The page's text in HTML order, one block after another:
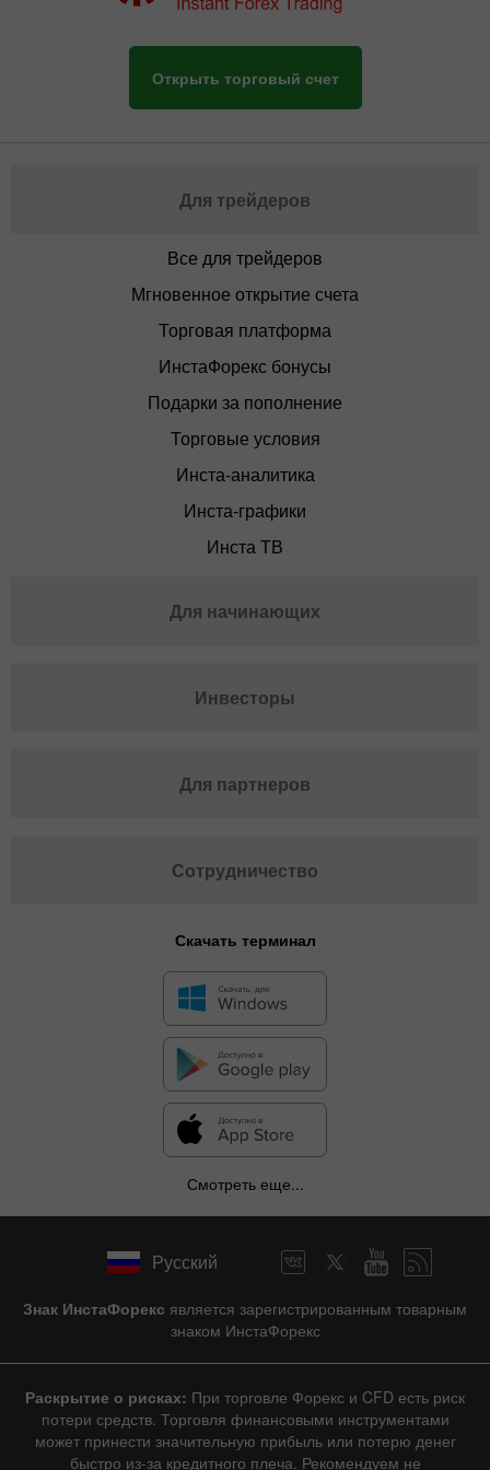
Открыть торговый счет
Для трейдеров
Все для трейдеров
Мгновенное открытие счета
Торговая платформа
ИнстаФорекс бонусы
Подарки за пополнение
Торговые условия
Инста-аналитика
Инста-графики
Инста ТВ
Для начинающих
Инвесторы
Для партнеров
Сотрудничество
Скачать терминал
Смотреть еще...
Русский
Знак ИнстаФорекс является зарегистрированным товарным
знаком ИнстаФорекс
Раскрытие о рисках: При торговле Форекс и CFD есть риск
потери средств. Торговля финансовыми инструментами
может принести значительную прибыль или потерю денег
быстро из-за кредитного плеча. Рекомендуем не